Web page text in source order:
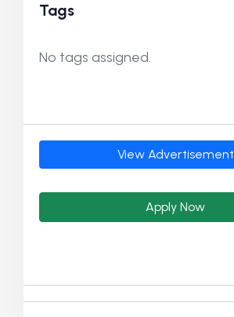
Tags
No tags assigned.
View Advertisement
Apply Now